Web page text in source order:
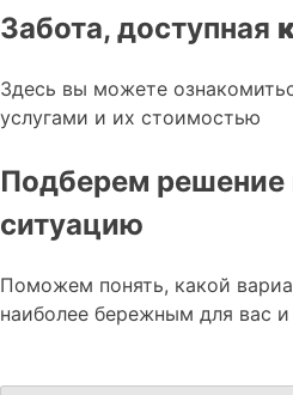
Забота, доступная
Здесь вы можете
услугами и их стоимостью
Подберем решение
ситуацию
Поможем понять, какой
наиболее бережным для вас